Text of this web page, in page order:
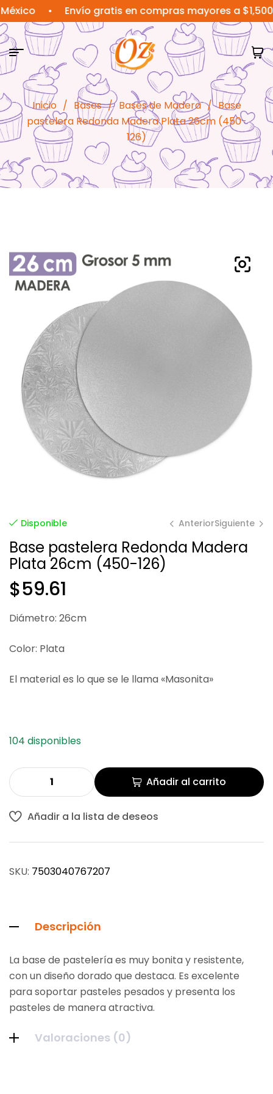
• Envío gratis en compras mayores a $1,500 MXN
Inicio / Bases / Bases de Madera / Base
pastelera Redonda Madera Plata 26cm (450-
126)
Disponible Anterior
$
Siguiente
$
Base pastelera Redonda Madera
Plata 26cm (450-126)
$59.61
Diámetro: 26cm
Color: Plata
El material es lo que se le llama «Masonita»
104 disponibles
Añadir al carrito
Añadir a la lista de deseos
SKU: 7503040767207
Descripción
La base de pastelería es muy bonita y resistente,
con un diseño dorado que destaca. Es excelente
para soportar pasteles pesados y presenta los
pasteles de manera atractiva.
Valoraciones (0)